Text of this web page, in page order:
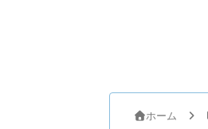
ホーム